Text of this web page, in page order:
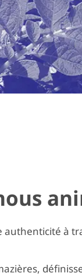
authenticité à